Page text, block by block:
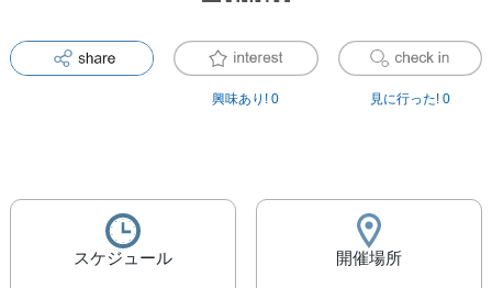
興味あり! 0 見に行った! 0
スケジュール 開催場所